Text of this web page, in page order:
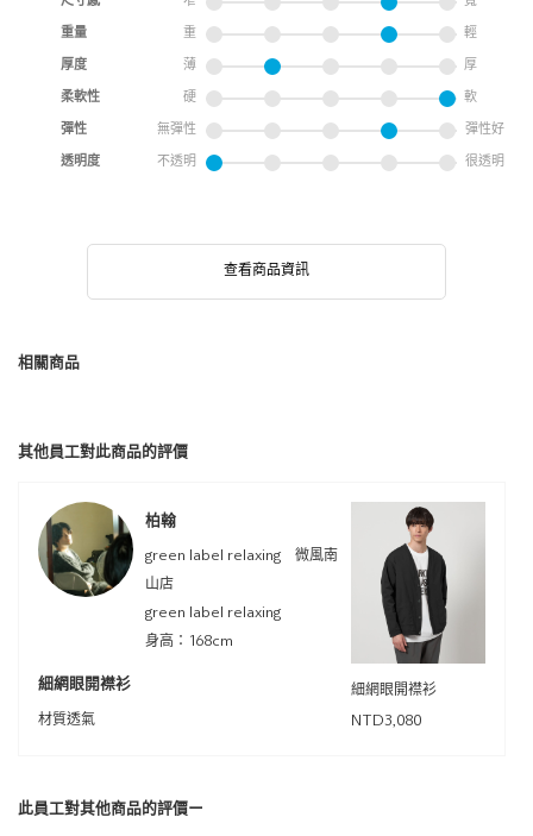
重量 重 輕
厚度 薄 厚
柔軟性 硬 軟
彈性 無彈性 彈性好
透明度 不透明 很透明
查看商品資訊
相關商品
其他員工對此商品的評價
柏翰
green label relaxing 微風南
山店
green label relaxing
身高：168cm
細網眼開襟衫
材質透氣
細網眼開襟衫
NTD3,080
此員工對其他商品的評價ー